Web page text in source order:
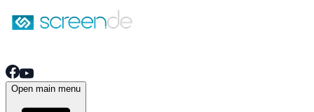
Open main menu